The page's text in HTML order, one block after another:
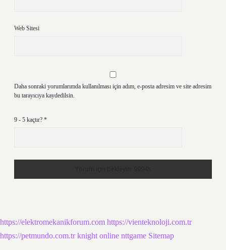
Web Sitesi
Daha sonraki yorumlarımda kullanılması için adım, e-posta adresim ve site adresim
bu tarayıcıya kaydedilsin.
9 - 5 kaçtır? *
https://elektromekanikforum.com https://vienteknoloji.com.tr
https://petmundo.com.tr knight online nttgame Sitemap